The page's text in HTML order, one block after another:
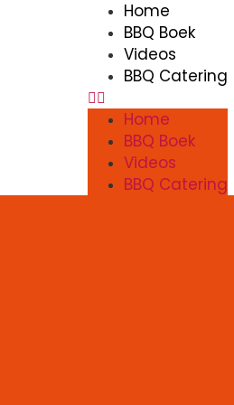
Home
BBQ Boek
Videos
BBQ Catering
Home
BBQ Boek
Videos
BBQ Catering